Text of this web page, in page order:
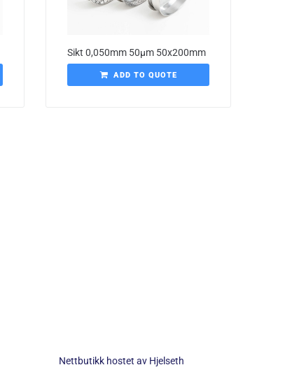
Sikt 0,050mm 50µm 50x200mm
ADD TO QUOTE
Nettbutikk hostet av Hjelseth